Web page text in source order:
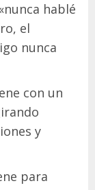
hablé
el
nunca
con un
y
para